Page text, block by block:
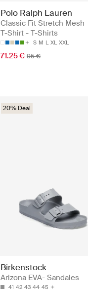
Polo Ralph Lauren
Classic Fit Stretch Mesh
T-Shirt - T-Shirts
S M L XL XXL
71.25 € 95 €
20% Deal
Birkenstock
Arizona EVA- Sandales
41 42 43 44 45